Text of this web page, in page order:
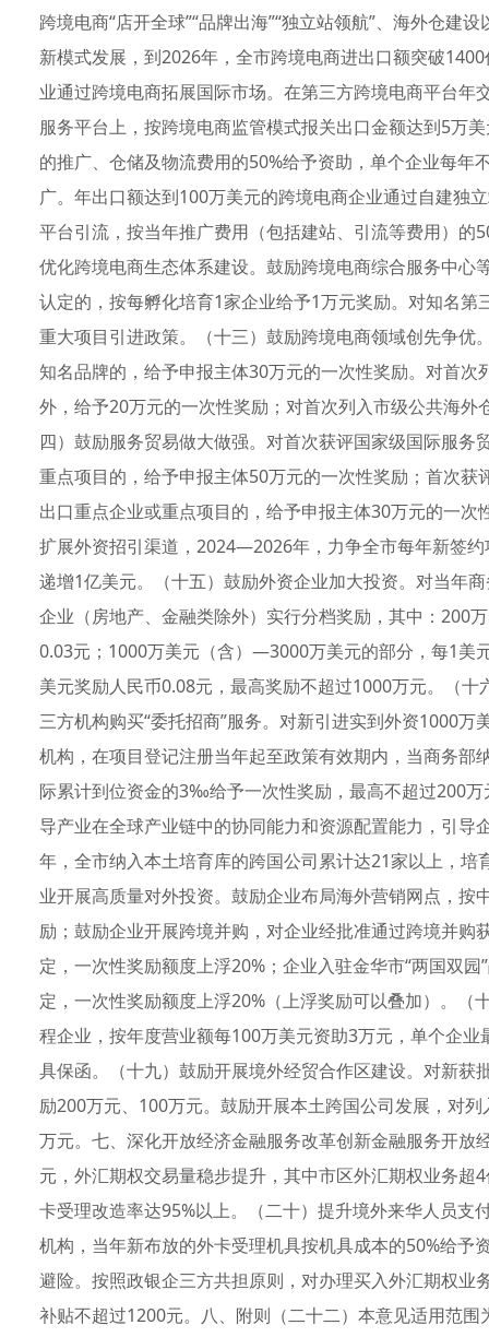
跨境电商“店开全球”“品牌出海”“独立站领航”、海外仓建
新模式发展，到2026年，全市跨境电商进出口额突破
业通过跨境电商拓展国际市场。在第三方跨境电商平台
服务平台上，按跨境电商监管模式报关出口金额达到5万
的推广、仓储及物流费用的50%给予资助，单个企业每
广。年出口额达到100万美元的跨境电商企业通过自建独
平台引流，按当年推广费用（包括建站、引流等费用）
优化跨境电商生态体系建设。鼓励跨境电商综合服务中
认定的，按每孵化培育1家企业给予1万元奖励。对知名
重大项目引进政策。（十三）鼓励跨境电商领域创先争
知名品牌的，给予申报主体30万元的一次性奖励。对首
外，给予20万元的一次性奖励；对首次列入市级公共海
四）鼓励服务贸易做大做强。对首次获评国家级国际服
重点项目的，给予申报主体50万元的一次性奖励；首次
出口重点企业或重点项目的，给予申报主体30万元的一
扩展外资招引渠道，2024—2026年，力争全市每年新签
递增1亿美元。（十五）鼓励外资企业加大投资。对当年
企业（房地产、金融类除外）实行分档奖励，其中：200
0.03元；1000万美元（含）—3000万美元的部分，每1美
美元奖励人民币0.08元，最高奖励不超过1000万元。（
三方机构购买“委托招商”服务。对新引进实到外资1000
机构，在项目登记注册当年起至政策有效期内，当商务
际累计到位资金的3‰给予一次性奖励，最高不超过200
导产业在全球产业链中的协同能力和资源配置能力，引
年，全市纳入本土培育库的跨国公司累计达21家以上，
业开展高质量对外投资。鼓励企业布局海外营销网点，
励；鼓励企业开展跨境并购，对企业经批准通过跨境并
定，一次性奖励额度上浮20%；企业入驻金华市“两国双
定，一次性奖励额度上浮20%（上浮奖励可以叠加）。
程企业，按年度营业额每100万美元资助3万元，单个企
具保函。（十九）鼓励开展境外经贸合作区建设。对新
励200万元、100万元。鼓励开展本土跨国公司发展，对
万元。七、深化开放经济金融服务改革创新金融服务开
元，外汇期权交易量稳步提升，其中市区外汇期权业务
卡受理改造率达95%以上。（二十）提升境外来华人员
机构，当年新布放的外卡受理机具按机具成本的50%给
避险。按照政银企三方共担原则，对办理买入外汇期权
补贴不超过1200元。八、附则（二十二）本意见适用范